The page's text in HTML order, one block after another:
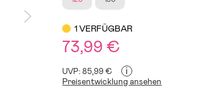
1 VERFÜGBAR
73,99 €
UVP: 85,99 € i
Preisentwicklung ansehen